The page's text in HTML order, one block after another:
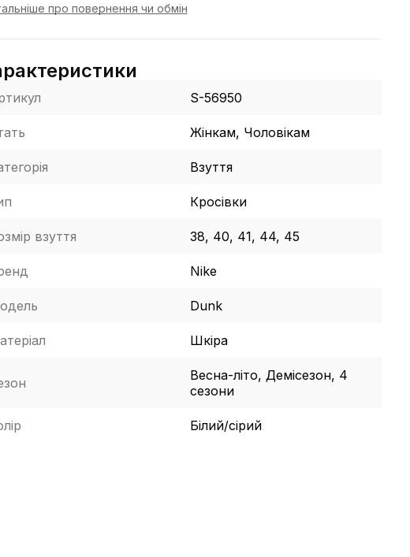
про повернення чи обмін
S-56950
Жінкам, Чоловікам
Взуття
Кросівки
взуття 38, 40, 41, 44, 45
Nike
Dunk
Шкіра
Весна-літо, Демісезон, 4
сезони
Білий/сірий